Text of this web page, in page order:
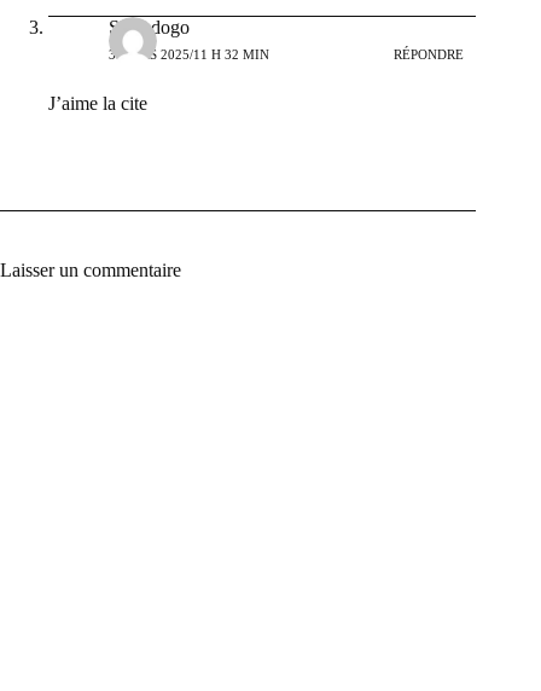
Sawadogo
3 MARS 2025/11 H 32 MIN RÉPONDRE
J’aime la cite
Laisser un commentaire